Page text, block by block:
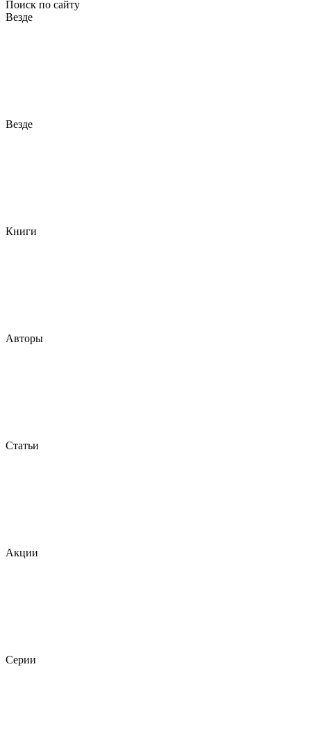
Поиск по сайту
Везде
Везде
Книги
Авторы
Статьи
Акции
Серии